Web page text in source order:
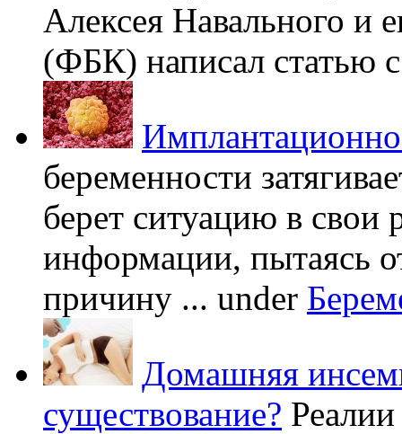
Алексея Навального и
(ФБК) написал статью
беременности
берет ситуацию в свои
информации, пытаясь
причину ... under
Домашняя
существование?